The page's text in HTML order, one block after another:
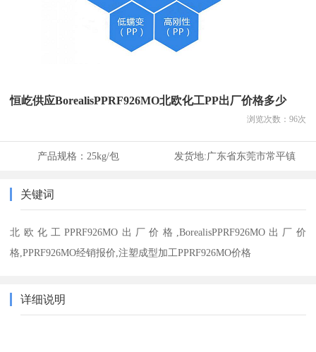
恒屹供应BorealisPPRF926MO北欧化工PP出厂价格多少
浏览次数： 96次
产品规格： 25kg/包 发货地:广东省东莞市常平镇
关键词
北欧化工PPRF926MO出厂价格,BorealisPPRF926MO出厂价
格,PPRF926MO经销报价,注塑成型加工PPRF926MO价格
详细说明